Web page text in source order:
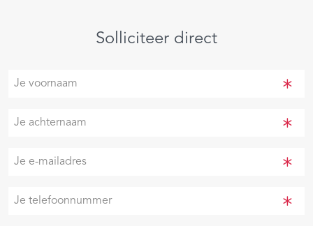
Solliciteer direct
Je
Je
Je
(Vereist)
Je